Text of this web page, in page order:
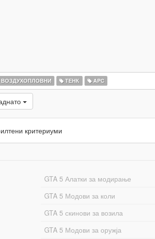
ТЕНК APC
критериуми
GTA 5 Алатки за модирање
GTA 5 Модови за коли
GTA 5 скинови за возила
GTA 5 Модови за оружја